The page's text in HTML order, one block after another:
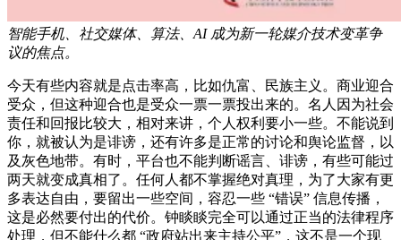
智能手机、社交媒体、算法、AI 成为新一轮媒介技术变革争
议的焦点。
今天有些内容就是点击率高，比如仇富、民族主义。商业迎合
受众，但这种迎合也是受众一票一票投出来的。名人因为社会
责任和回报比较大，相对来讲，个人权利要小一些。不能说到
你，就被认为是诽谤，还有许多是正常的讨论和舆论监督，以
及灰色地带。有时，平台也不能判断谣言、诽谤，有些可能过
两天就变成真相了。任何人都不掌握绝对真理，为了大家有更
多表达自由，要留出一些空间，容忍一些 “错误” 信息传播，
这是必然要付出的代价。钟睒睒完全可以通过正当的法律程序
处理，但不能什么都 “政府站出来主持公平”，这不是一个现